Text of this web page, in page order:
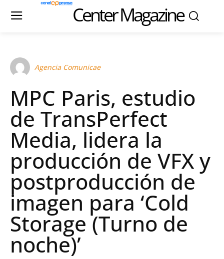
Center Magazine
Agencia Comunicae
MPC Paris, estudio
de TransPerfect
Media, lidera la
producción de VFX y
postproducción de
imagen para ‘Cold
Storage (Turno de
noche)’